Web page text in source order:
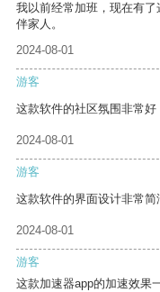
我以前经常加班，现在有
伴家人。
2024-08-01
游客
这款软件的社区氛围非常好
2024-08-01
游客
这款软件的界面设计非常简
2024-08-01
游客
这款加速器app的加速效果